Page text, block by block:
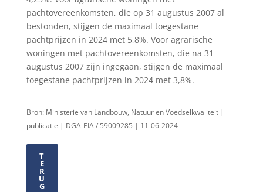
pachtovereenkomsten, die op 31 augustus 2007 al
bestonden, stijgen de maximaal toegestane
pachtprijzen in 2024 met 5,8%. Voor agrarische
woningen met pachtovereenkomsten, die na 31
augustus 2007 zijn ingegaan, stijgen de maximaal
toegestane pachtprijzen in 2024 met 3,8%.
Bron: Ministerie van Landbouw, Natuur en Voedselkwaliteit |
publicatie | DGA-EIA / 59009285 | 11-06-2024
T
E
R
U
G